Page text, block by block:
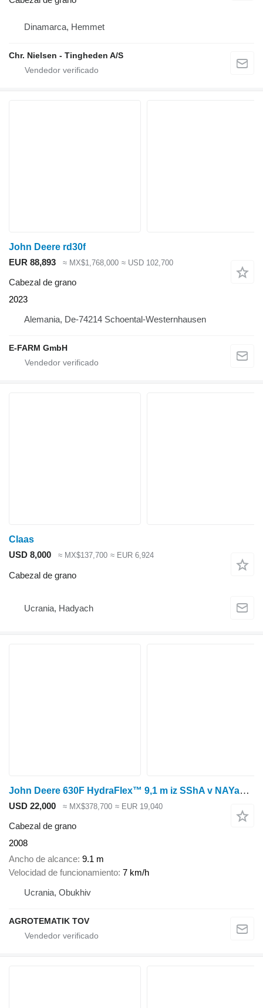
Dinamarca, Hemmet
Chr. Nielsen - Tingheden A/S
John Deere rd30f
EUR 88,893
≈ MX$1,768,000 ≈ USD 102,700
Cabezal de grano
2023
Alemania, De-74214 Schoental-Westernhausen
E-FARM GmbH
Claas
USD 8,000
≈ MX$137,700 ≈ EUR 6,924
Cabezal de grano
Ucrania, Hadyach
John Deere 630F HydraFlex™ 9,1 m iz SShA v NAYaVNOSTI!
USD 22,000 ≈ MX$378,700 ≈ EUR 19,040
Cabezal de grano
2008
Ancho de alcance 9.1 m
Velocidad de funcionamiento 7 km/h
Ucrania, Obukhiv
AGROTEMATIK TOV